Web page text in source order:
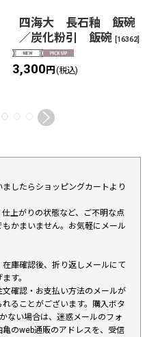
四海大 長石釉 飯碗
／炭化粉引 飯碗 [16362]
3,300円 (税込)
したらショッピングカートより
上がりの状態など、ご不明な点
かまいません。お気軽にメール
庫確認後、折り返しメールにて
す。
確認・お支払い方法のメールが
ることがございます。購入ボタ
ない場合は、迷惑メールのフォ
のweb通販のアドレスを、受信